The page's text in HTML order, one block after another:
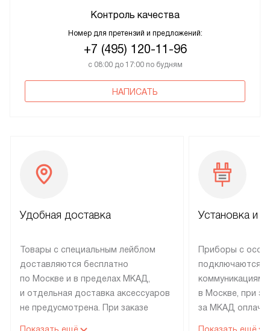
Контроль качества
Номер для претензий и предложений:
+7 (495) 120-11-96
с 08:00 до 17:00 по будням
НАПИСАТЬ
Удобная доставка
Товары с специальным лейблом
доставляются бесплатно
по Москве и в пределах МКАД,
и отдельная доставка аксессуаров
не предусмотрена. При заказе
Показать ещё
Установка и
Приборы с
подключаются к
коммуникациям
в Москве, при
за МКАД
Показать ещё